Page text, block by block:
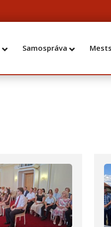
Samospráva